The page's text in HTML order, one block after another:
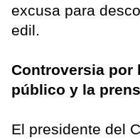
excusa para
edil.
Controversia por
público y la
El presidente del